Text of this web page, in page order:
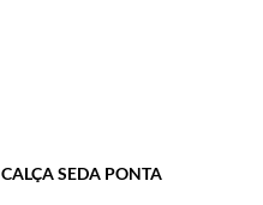
CALÇA SEDA PONTA